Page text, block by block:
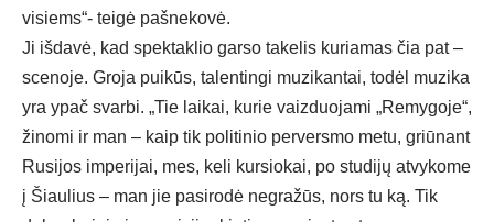
visiems“- teigė pašnekovė.
Ji išdavė, kad spektaklio garso takelis kuriamas čia pat –
scenoje. Groja puikūs, talentingi muzikantai, todėl muzika
yra ypač svarbi. „Tie laikai, kurie vaizduojami „Remygoje“,
žinomi ir man – kaip tik politinio perversmo metu, griūnant
Rusijos imperijai, mes, keli kursiokai, po studijų atvykome
į Šiaulius – man jie pasirodė negražūs, nors tu ką. Tik